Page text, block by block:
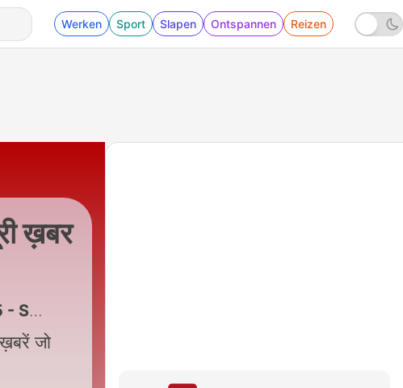
Werken Sport Slapen Ontspannen Reizen
ख़बर
ने क्यों की ये डील?
ख़बरें जो